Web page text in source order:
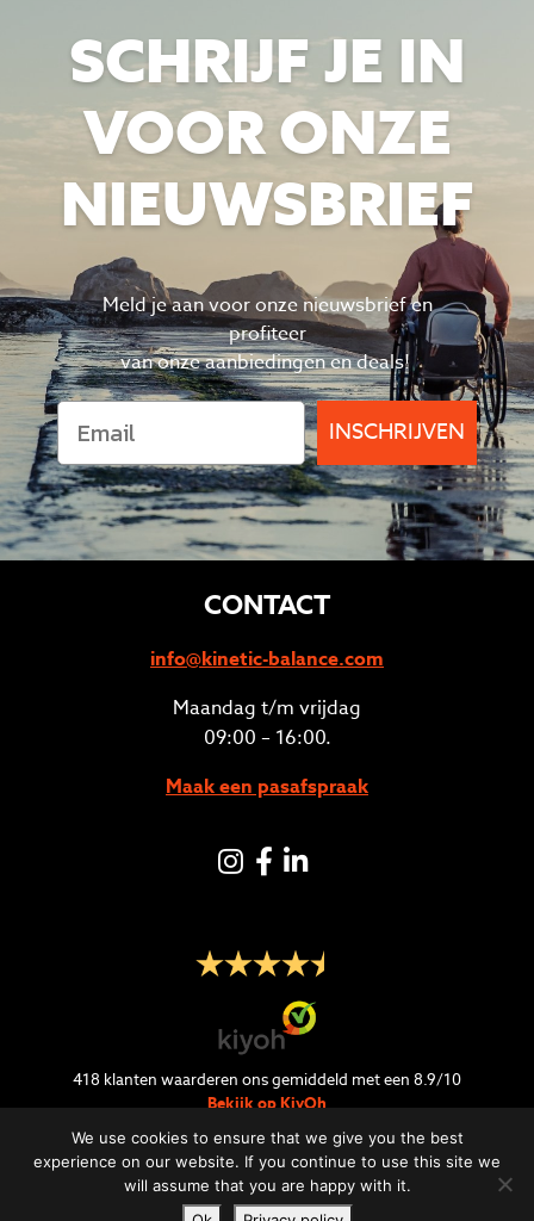
SCHRIJF JE IN
VOOR ONZE
NIEUWSBRIEF
Meld je aan voor onze nieuwsbrief en
profiteer
vanonze aanbiedingen en deals!
INSCHRIJVEN
CONTACT
info@kinetic-balance.com
Maandag t/m vrijdag
09:00 – 16:00.
Maak een pasafspraak
Instagram
Facebook
LinkedIN
418 klanten waarderen ons gemiddeld met een 8.9/10
Bekijk op KiyOh
We use cookies to ensure that we give you the best
experience on our website. If you continue to use this site we
will assume that you are happy with it.